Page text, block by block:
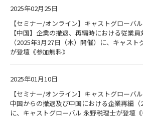
2025年02月25日
【セミナー/オンライン】キャストグローバ
【中国】企業の撤退、再編時における従業
（2025年3月27日（木）開催）に、キャス
が登壇《参加無料》
2025年01月10日
【セミナー/オンライン】キャストグローバ
中国からの撤退及び中国における企業再編（
に、キャストグローバル 永野税理士が登壇《